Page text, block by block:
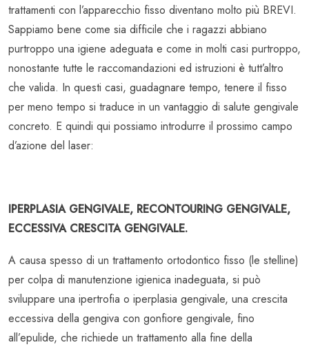
trattamenti con l’apparecchio fisso diventano molto più BREVI.
Sappiamo bene come sia difficile che i ragazzi abbiano
purtroppo una igiene adeguata e come in molti casi purtroppo,
nonostante tutte le raccomandazioni ed istruzioni è tutt’altro
che valida. In questi casi, guadagnare tempo, tenere il fisso
per meno tempo si traduce in un vantaggio di salute gengivale
concreto. E quindi qui possiamo introdurre il prossimo campo
d’azione del laser:
IPERPLASIA GENGIVALE, RECONTOURING GENGIVALE,
ECCESSIVA CRESCITA GENGIVALE.
A causa spesso di un trattamento ortodontico fisso (le stelline)
per colpa di manutenzione igienica inadeguata, si può
sviluppare una ipertrofia o iperplasia gengivale, una crescita
eccessiva della gengiva con gonfiore gengivale, fino
all’epulide, che richiede un trattamento alla fine della